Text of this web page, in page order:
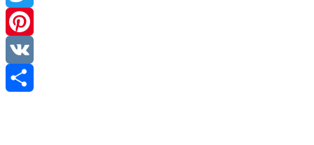
Twitter
Pinterest
VK